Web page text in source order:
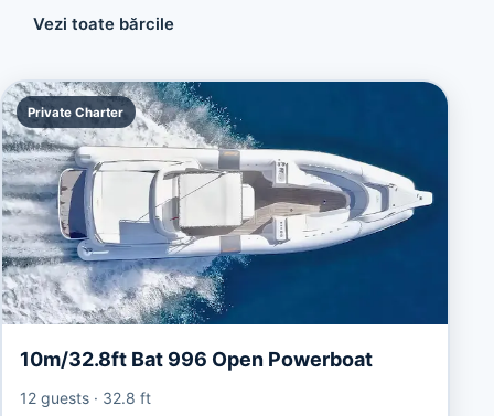
Vezi toate bărcile
Private Charter
10m/32.8ft Bat 996 Open Powerboat
12 guests· 32.8 ft